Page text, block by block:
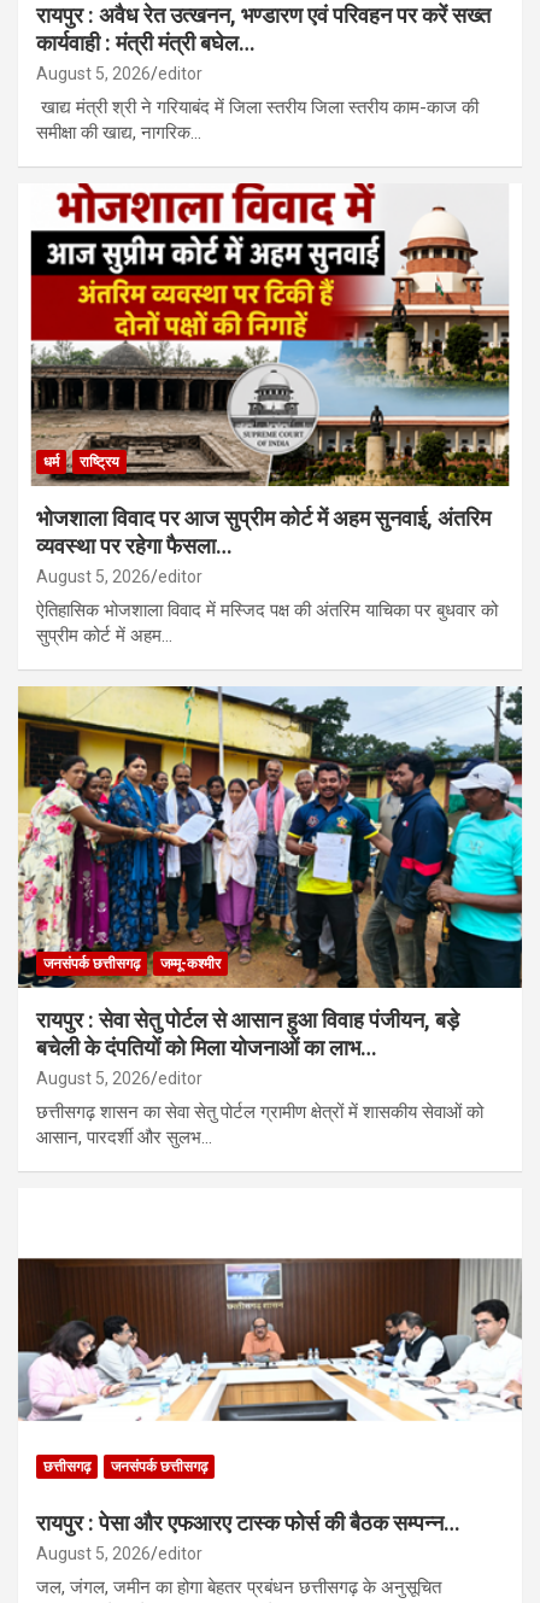
रायपुर : अवैध रेत उत्खनन, भण्डारण एवं परिवहन पर करें सख्त
कार्यवाही : मंत्री मंत्री बघेल…
August 5, 2026 editor
खाद्य मंत्री श्री ने गरियाबंद में जिला स्तरीय जिला स्तरीय काम-काज की
समीक्षा की खाद्य, नागरिक…
धर्म राष्ट्रिय
भोजशाला विवाद पर आज सुप्रीम कोर्ट में अहम सुनवाई, अंतरिम
व्यवस्था पर रहेगा फैसला…
August 5, 2026 editor
ऐतिहासिक भोजशाला विवाद में मस्जिद पक्ष की अंतरिम याचिका पर बुधवार को
सुप्रीम कोर्ट में अहम…
जनसंपर्क छत्तीसगढ़ जम्मू-कश्मीर
रायपुर : सेवा सेतु पोर्टल से आसान हुआ विवाह पंजीयन, बड़े
बचेली के दंपतियों को मिला योजनाओं का लाभ…
August 5, 2026 editor
छत्तीसगढ़ शासन का सेवा सेतु पोर्टल ग्रामीण क्षेत्रों में शासकीय सेवाओं को
आसान, पारदर्शी और सुलभ…
छत्तीसगढ़ जनसंपर्क छत्तीसगढ़
रायपुर : पेसा और एफआरए टास्क फोर्स की बैठक सम्पन्न…
August 5, 2026 editor
जल, जंगल, जमीन का होगा बेहतर प्रबंधन छत्तीसगढ़ के अनुसूचित